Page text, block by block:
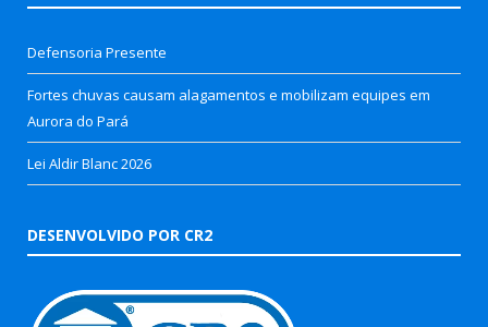
Defensoria Presente
Fortes chuvas causam alagamentos e mobilizam equipes em
Aurora do Pará
Lei Aldir Blanc 2026
DESENVOLVIDO POR CR2